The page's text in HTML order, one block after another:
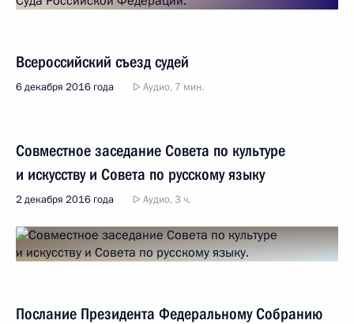
Всероссийский съезд судей
6 декабря 2016 года Аудио, 7 мин.
Совместное заседание Совета по культуре
и искусству и Совета по русскому языку
2 декабря 2016 года Аудио, 3 ч.
Послание Президента Федеральному Собранию